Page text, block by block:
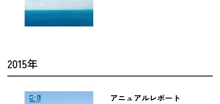
2015年
アニュアルレポート